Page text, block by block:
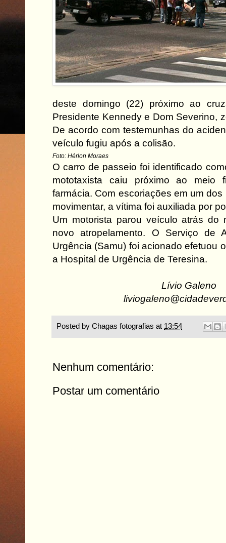
deste domingo (22) próximo ao
Presidente Kennedy e Dom Severino,
De acordo com testemunhas do
veículo fugiu após a colisão.
Foto: Hérlon Moraes
O carro de passeio foi identificado
mototaxista caiu próximo ao
farmácia. Com escoriações em um
movimentar, a vítima foi auxiliada por
Um motorista parou veículo atrás do
novo atropelamento. O Serviço de
Urgência (Samu) foi acionado efetuou
a Hospital de Urgência de Teresina.
Lívio Galeno
Posted by Chagas fotografias at 13:54
Nenhum comentário:
Postar um comentário